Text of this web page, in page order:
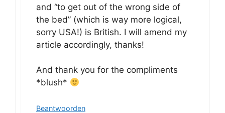
and “to get out of the wrong side of
the bed” (which is way more logical,
sorry USA!) is British. I will amend my
article accordingly, thanks!
And thank you for the compliments
*blush*
Beantwoorden